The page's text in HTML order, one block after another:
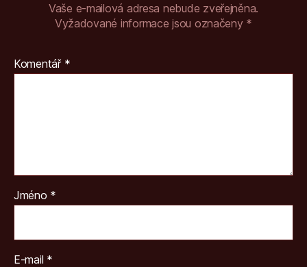
Vaše e-mailová adresa nebude zveřejněna.
Vyžadované informace jsou označeny *
Komentář *
Jméno *
E-mail *